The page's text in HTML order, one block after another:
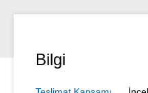
Bilgi